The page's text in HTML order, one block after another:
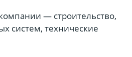
— строительство,
систем, технические